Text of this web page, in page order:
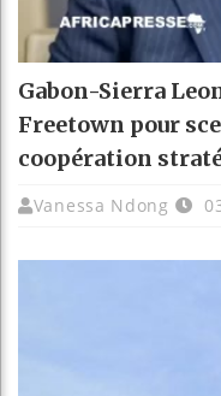
Gabon-Sierra
Freetown pour
coopération
Vanessa Ndong